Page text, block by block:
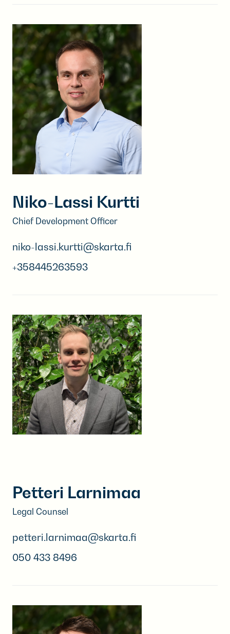
Niko-Lassi Kurtti
Chief Development Officer
niko-lassi.kurtti@skarta.fi
+358445263593
Petteri Larnimaa
Legal Counsel
petteri.larnimaa@skarta.fi
050 433 8496